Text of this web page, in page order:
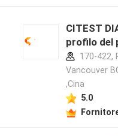
CITEST
profilo del
170-422,
Vancouver
,Cina
5.0